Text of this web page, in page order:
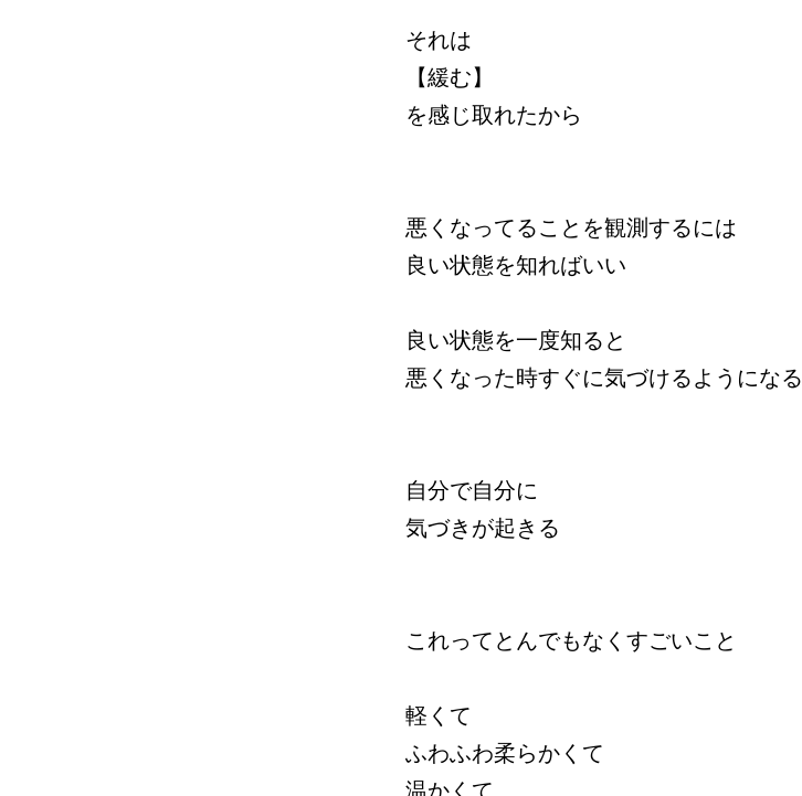
それは
【緩む】
を感じ取れたから
悪くなってることを観測するには
良い状態を知ればいい
良い状態を一度知ると
悪くなった時すぐに気づけるようになる
自分で自分に
気づきが起きる
これってとんでもなくすごいこと
軽くて
ふわふわ柔らかくて
温かくて